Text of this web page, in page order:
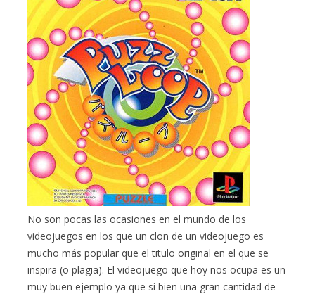
No son pocas las ocasiones en el mundo de los
videojuegos en los que un clon de un videojuego es
mucho más popular que el titulo original en el que se
inspira (o plagia). El videojuego que hoy nos ocupa es un
muy buen ejemplo ya que si bien una gran cantidad de